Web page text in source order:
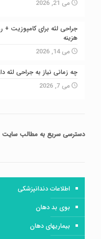
می 21, 2026
جراحی لثه برای کامپوزیت
هزینه
می 14, 2026
چه زمانی نیاز به جراحی لثه
می 7, 2026
دسترسی سریعبه مطالب سایت
اطلاعات دندانپزشکی
بوی بد دهان
بیماریهای دهان